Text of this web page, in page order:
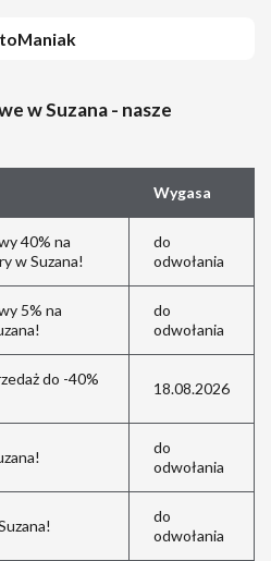
w Suzana - nasze
Wygasa
40% na
w Suzana!
do
odwołania
5% na
do
odwołania
do -40%
18.08.2026
do
odwołania
do
odwołania